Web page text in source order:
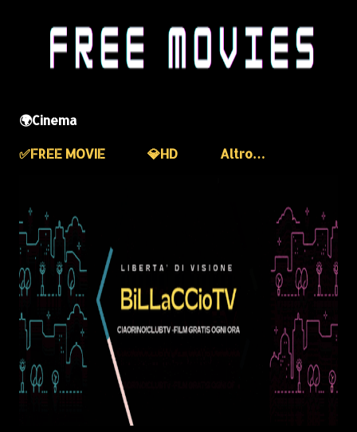
🌍Cinema
✅️FREE MOVIE
💎HD Altro…